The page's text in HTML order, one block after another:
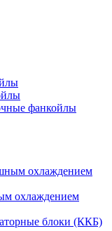
фанкойлы
охлаждением
охлаждением
блоки (ККБ)